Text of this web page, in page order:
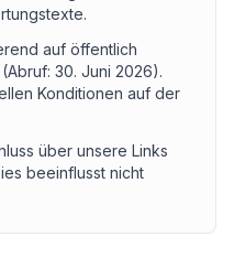
auf öffentlich
30. Juni 2026).
Konditionen auf der
über unsere Links
beeinflusst nicht